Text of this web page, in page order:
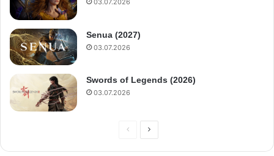
03.07.2026
Senua (2027)
03.07.2026
Swords of Legends (2026)
03.07.2026